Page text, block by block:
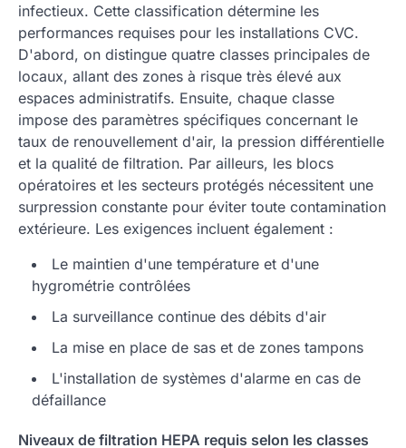
infectieux. Cette classification détermine les
performances requises pour les installations CVC.
D'abord, on distingue quatre classes principales de
locaux, allant des zones à risque très élevé aux
espaces administratifs. Ensuite, chaque classe
impose des paramètres spécifiques concernant le
taux de renouvellement d'air, la pression différentielle
et la qualité de filtration. Par ailleurs, les blocs
opératoires et les secteurs protégés nécessitent une
surpression constante pour éviter toute contamination
extérieure. Les exigences incluent également :
Le maintien d'une température et d'une
hygrométrie contrôlées
La surveillance continue des débits d'air
La mise en place de sas et de zones tampons
L'installation de systèmes d'alarme en cas de
défaillance
Niveaux de filtration HEPA requis selon les classes